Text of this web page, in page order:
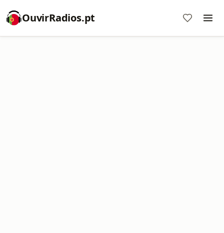
OuvirRadios.pt